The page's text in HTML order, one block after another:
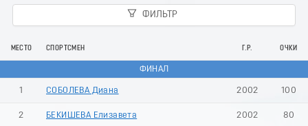
3
6
7
ФИЛЬТР
МЕСТО СПОРТСМЕН Г.Р. ОЧКИ
ФИНАЛ
1 СОБОЛЕВА Диана 2002 100
2 БЕКИШЕВА Елизавета 2002 80